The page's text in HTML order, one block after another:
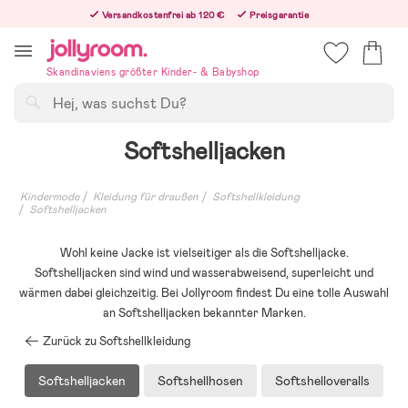
innehållet
Versandkostenfrei ab 120 €
Preisgarantie
Bestelle jetzt – wir versenden noch am selben Werktag!
Skandinaviens größter Kinder- & Babyshop
Softshelljacken
Kindermode Kleidung für draußen
Softshellkleidung
Softshelljacken
Wohl keine Jacke ist vielseitiger als die Softshelljacke.
Softshelljacken sind wind und wasserabweisend, superleicht und
wärmen dabei gleichzeitig. Bei Jollyroom findest Du eine tolle Auswahl
an Softshelljacken bekannter Marken.
Zurück zu Softshellkleidung
Softshelljacken Softshellhosen Softshelloveralls